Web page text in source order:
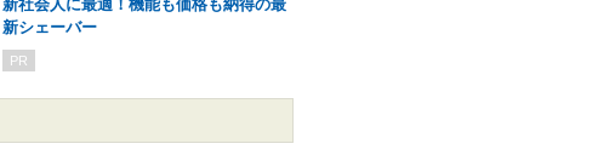
新社会人に最適！機能も価格も納得の最
新シェーバー
PR